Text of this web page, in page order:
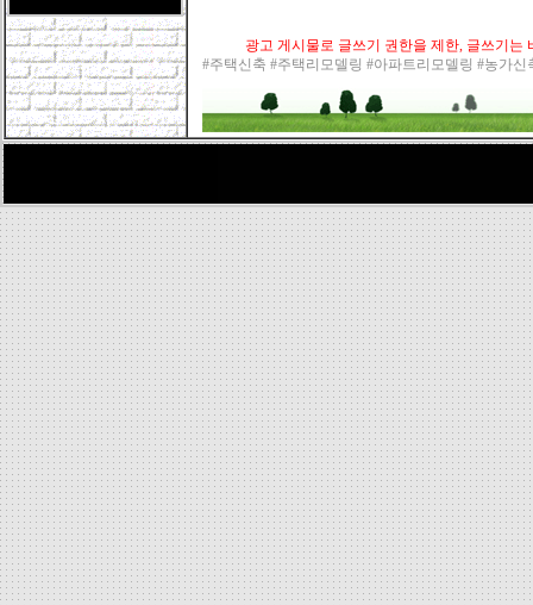
광고 게시물로 글쓰기 권한을 제한, 글쓰기는
#주택신축 #주택리모델링 #아파트리모델링 #농가